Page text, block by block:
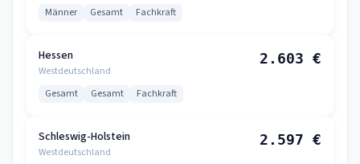
Männer Gesamt Fachkraft
Hessen
Westdeutschland
2.603 €
Gesamt Gesamt Fachkraft
Schleswig-Holstein
Westdeutschland
2.597 €